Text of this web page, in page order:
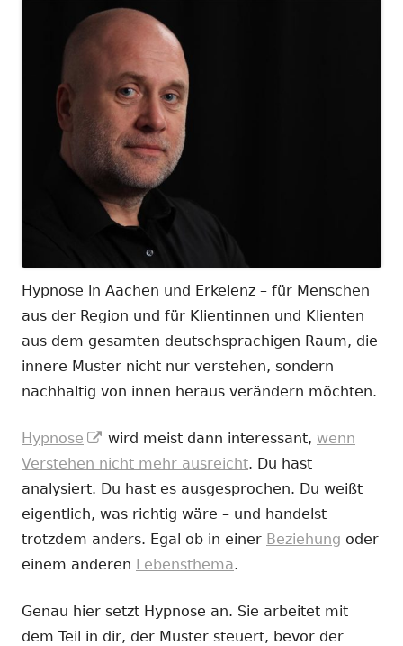
Hypnose in Aachen und Erkelenz – für Menschen
aus der Region und für Klientinnen und Klienten
aus dem gesamten deutschsprachigen Raum, die
innere Muster nicht nur verstehen, sondern
nachhaltig von innen heraus verändern möchten.
Hypnose
In
neuem
Fenster
öffnen
wird meist dann interessant, wenn
Verstehen nicht mehr ausreicht. Du hast
analysiert. Du hast es ausgesprochen. Du weißt
eigentlich, was richtig wäre – und handelst
trotzdem anders. Egal ob in einer Beziehung oder
einem anderen Lebensthema.
Genau hier setzt Hypnose an. Sie arbeitet mit
dem Teil in dir, der Muster steuert, bevor der